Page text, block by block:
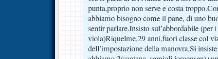
punta,proprio non serve e costa
abbiamo bisogno come il pane, di uno
sentir parlare.Insisto sul’abbordabile (per
viola)Riquelme,29 anni,fuori classe col
dell’impostazione della manovra.Si